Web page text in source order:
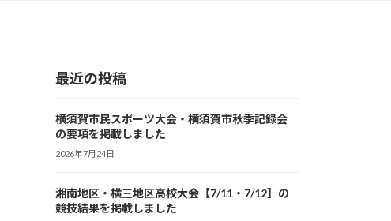
最近の投稿
横須賀市民スポーツ大会・横須賀市秋季記録会
の要項を掲載しました
2026年7月24日
湘南地区・横三地区高校大会【7/11・7/12】の
競技結果を掲載しました